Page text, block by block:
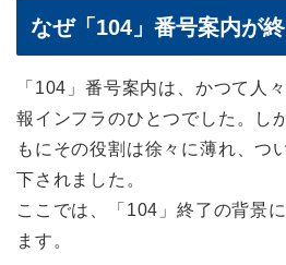
なぜ「104」番号案内が
「104」番号案内は、かつて人
報インフラのひとつでした。し
もにその役割は徐々に薄れ、つ
下されました。
ここでは、「104」終了の背景
ます。